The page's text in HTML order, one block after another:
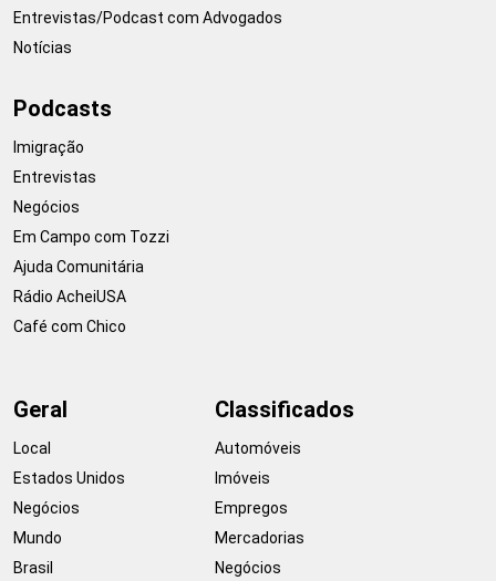
Entrevistas/Podcast com Advogados
Notícias
Podcasts
Imigração
Entrevistas
Negócios
Em Campo com Tozzi
Ajuda Comunitária
Rádio AcheiUSA
Café com Chico
Geral
Local
Estados Unidos
Negócios
Mundo
Brasil
Classificados
Automóveis
Imóveis
Empregos
Mercadorias
Negócios